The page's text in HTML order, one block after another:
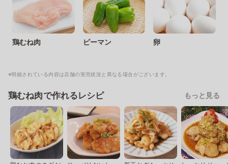
鶏むね肉 ピーマン 卵
※明細されている内容は店舗の実売状況と異なる場合がございます。
鶏むね肉で作れるレシピ もっと見る